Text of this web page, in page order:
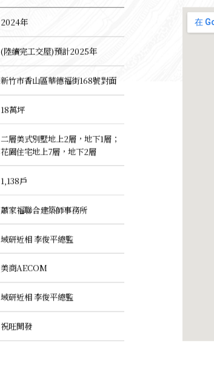
2024年
(陸續完工交屋)預計2025年
新竹市香山區華德福街168號對面
18萬坪
二層美式別墅地上2層，地下1層；
花園住宅地上7層，地下2層
1,138戶
蕭家福聯合建築師事務所
域研近相 李俊平總監
美商AECOM
域研近相 李俊平總監
祝旺開發